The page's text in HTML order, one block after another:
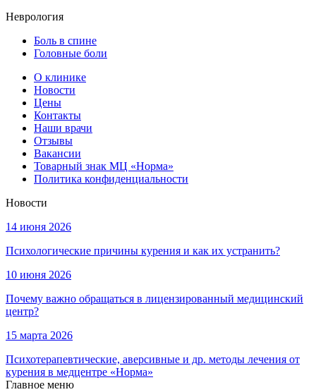
Неврология
Боль в спине
Головные боли
О клинике
Новости
Цены
Контакты
Наши врачи
Отзывы
Вакансии
Товарный знак МЦ «Норма»
Политика конфиденциальности
Новости
14 июня 2026
Психологические причины курения и как их устранить?
10 июня 2026
Почему важно обращаться в лицензированный медицинский
центр?
15 марта 2026
Психотерапевтические, аверсивные и др. методы лечения от
курения в медцентре «Норма»
Главное меню